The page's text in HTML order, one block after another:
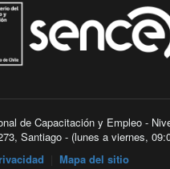
de Capacitación y Empleo -
Santiago - (lunes a viernes,
Mapa del sitio